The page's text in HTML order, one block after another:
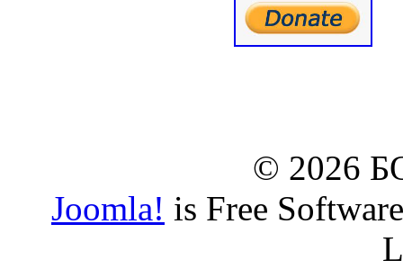
© 2026
Joomla! is Free